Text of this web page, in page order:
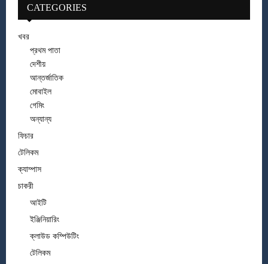
CATEGORIES
খবর
প্রথম পাতা
দেশীয়
আন্তর্জাতিক
মোবাইল
গেমিং
অন্যান্য
ফিচার
টেলিকম
ক্যাম্পাস
চাকরী
আইটি
ইঞ্জিনিয়ারিং
ক্লাউড কম্পিউটিং
টেলিকম